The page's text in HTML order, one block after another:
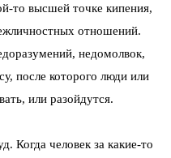
то высшей точке кипения,
отношений.
недомолвок,
после которого люди или
или разойдутся.
Когда человек за какие-то